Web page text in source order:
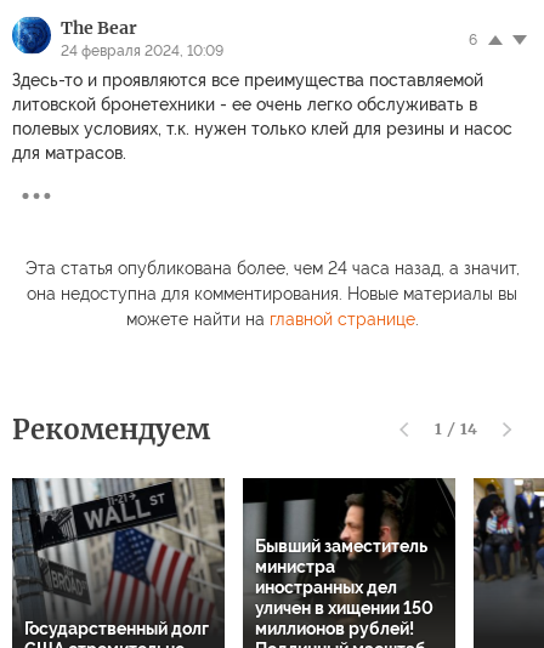
The Bear
24 февраля 2024, 10:09
6
Здесь-то и проявляются все преимущества поставляемой
литовской бронетехники - ее очень легко обслуживать в
полевых условиях, т.к. нужен только клей для резины и насос
для матрасов.
Эта статья опубликована более, чем 24 часа назад, а значит,
она недоступна для комментирования. Новые материалы вы
можете найти на главной странице.
Рекомендуем 1 / 14
Государственный долг
Бывший заместитель
министра
иностранных дел
уличен в хищении 150
миллионов рублей!